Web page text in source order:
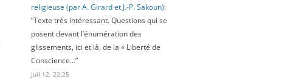
religieuse (par A. Girard et J.-P. Sakoun):
“Texte très intéressant. Questions qui se
posent devant l’énumération des
glissements, ici et là, de la « Liberté de
Conscience…”
Juil 12, 22:25